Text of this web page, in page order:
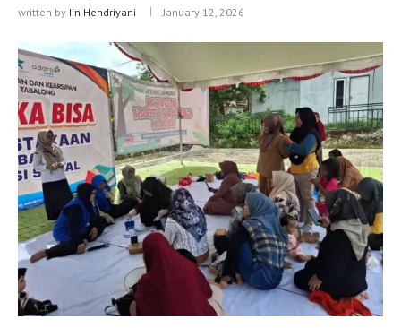
written by Iin Hendriyani January 12, 2026